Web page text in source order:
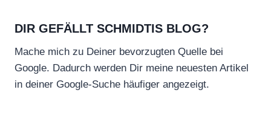
DIR GEFÄLLT SCHMIDTIS BLOG?
Mache mich zu Deiner bevorzugten Quelle bei
Google. Dadurch werden Dir meine neuesten Artikel
in deiner Google-Suche häufiger angezeigt.